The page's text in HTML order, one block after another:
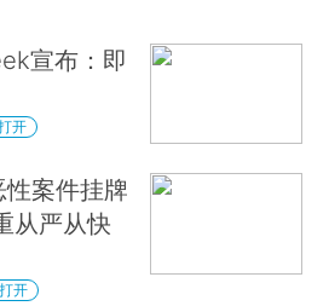
宣布：即
开
案件挂牌
从严从快
开